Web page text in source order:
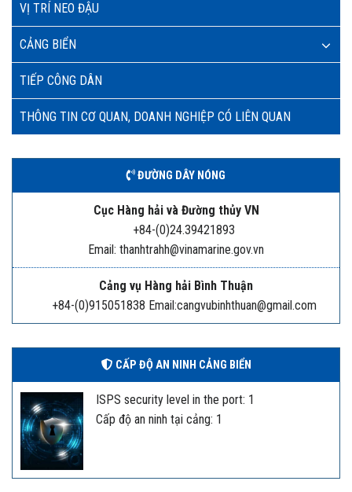
VỊ TRÍ NEO ĐẬU
CẢNG BIỂN
TIẾP CÔNG DÂN
THÔNG TIN CƠ QUAN, DOANH NGHIỆP CÓ LIÊN QUAN
ĐƯỜNG DÂY NÓNG
Cục Hàng hải và Đường thủy VN
+84-(0)24.39421893
Email: thanhtrahh@vinamarine.gov.vn
Cảng vụ Hàng hải Bình Thuận
+84-(0)915051838 Email:cangvubinhthuan@gmail.com
CẤP ĐỘ AN NINH CẢNG BIỂN
ISPS security level in the port: 1
Cấp độ an ninh tại cảng: 1